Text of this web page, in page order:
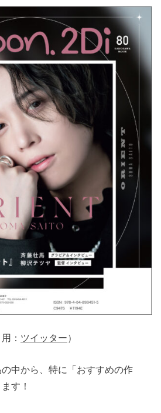
用： ツイッター）
の中から、特に「おすすめの作
す！